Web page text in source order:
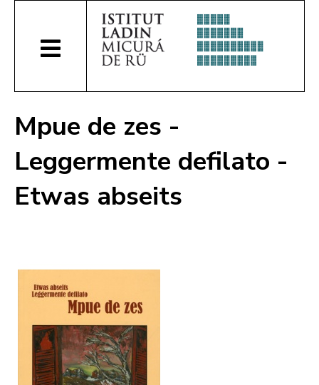
Mpue de zes -
Leggermente defilato -
Etwas abseits